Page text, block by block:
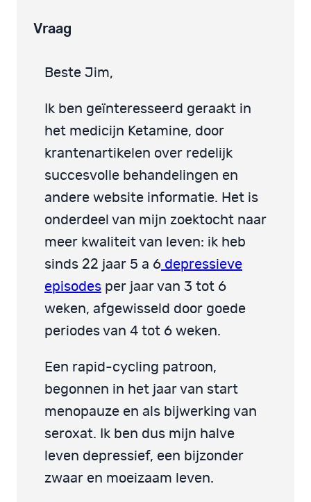
Vraag
Beste Jim,
Ik ben geïnteresseerd geraakt in
het medicijn Ketamine, door
krantenartikelen over redelijk
succesvolle behandelingen en
andere website informatie. Het is
onderdeel van mijn zoektocht naar
meer kwaliteit van leven: ik heb
sinds 22 jaar 5 a 6 depressieve
episodes per jaar van 3 tot 6
weken, afgewisseld door goede
periodes van 4 tot 6 weken.
Een rapid-cycling patroon,
begonnen in het jaar van start
menopauze en als bijwerking van
seroxat. Ik ben dus mijn halve
leven depressief, een bijzonder
zwaar en moeizaam leven.